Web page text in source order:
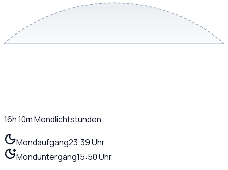
16h 10mMondlichtstunden
Mondaufgang23:39 Uhr
Monduntergang15:50 Uhr